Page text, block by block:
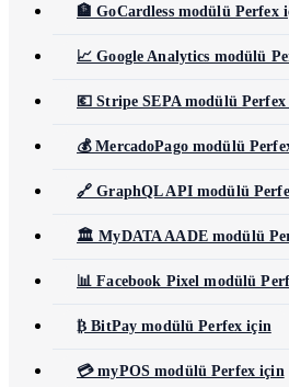
🏦 GoCardless modülü Perfex
📈 Google Analytics modülü
💶 Stripe SEPA modülü
💰 MercadoPago modülü
🔗 GraphQL API modülü
🏛️ MyDATA AADE modülü
📊 Facebook Pixel modülü
₿ BitPay modülü Perfex için
💳 myPOS modülü Perfex için